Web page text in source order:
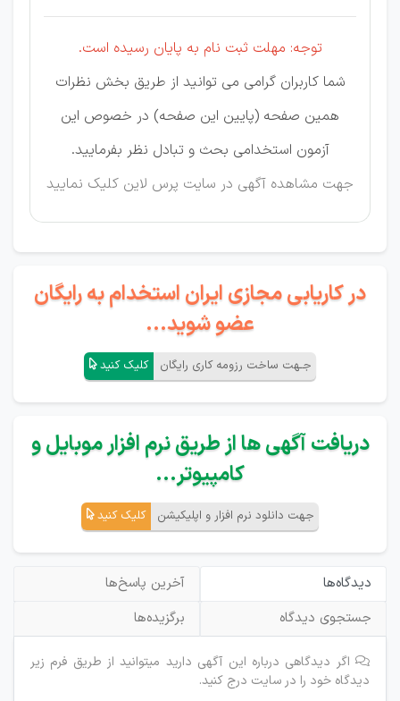
توجه: مهلت ثبت نام به پایان رسیده است.
شما کاربران گرامی می توانید از طریق بخش نظرات
همین صفحه (پایین این صفحه) در خصوص این
آزمون استخدامی بحث و تبادل نظر بفرمایید.
جهت مشاهده آگهی در سایت پرس لاین کلیک نمایید
در کاریابی مجازی ایران استخدام به رایگان
عضو شوید...
جـهت ساخت رزومه کاری رایگان کلیک کنید
دریافت آگهی ها از طریق نرم افزار موبایل و
کامپیوتر...
جهت دانلود نرم افزار و اپلیکیشن کلیک کنید
دیدگاه‌ها
آخرین پاسخ‌ها
جستجوی دیدگاه
برگزیده‌ها
اگر دیدگاهی درباره این آگهی دارید میتوانید از طریق فرم زیر
دیدگاه خود را در سایت درج کنید.